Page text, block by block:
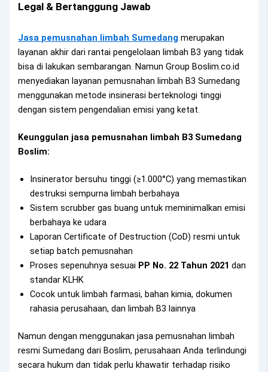
Legal & Bertanggung Jawab
Jasa pemusnahan limbah Sumedang merupakan
layanan akhir dari rantai pengelolaan limbah B3 yang tidak
bisa di lakukan sembarangan. Namun Group Boslim.co.id
menyediakan layanan pemusnahan limbah B3 Sumedang
menggunakan metode insinerasi berteknologi tinggi
dengan sistem pengendalian emisi yang ketat.
Keunggulan jasa pemusnahan limbah B3 Sumedang
Boslim:
Insinerator bersuhu tinggi (≥1.000°C) yang memastikan
destruksi sempurna limbah berbahaya
Sistem scrubber gas buang untuk meminimalkan emisi
berbahaya ke udara
Laporan Certificate of Destruction (CoD) resmi untuk
setiap batch pemusnahan
Proses sepenuhnya sesuai PP No. 22 Tahun 2021 dan
standar KLHK
Cocok untuk limbah farmasi, bahan kimia, dokumen
rahasia perusahaan, dan limbah B3 lainnya
Namun dengan menggunakan jasa pemusnahan limbah
resmi Sumedang dari Boslim, perusahaan Anda terlindungi
secara hukum dan tidak perlu khawatir terhadap risiko